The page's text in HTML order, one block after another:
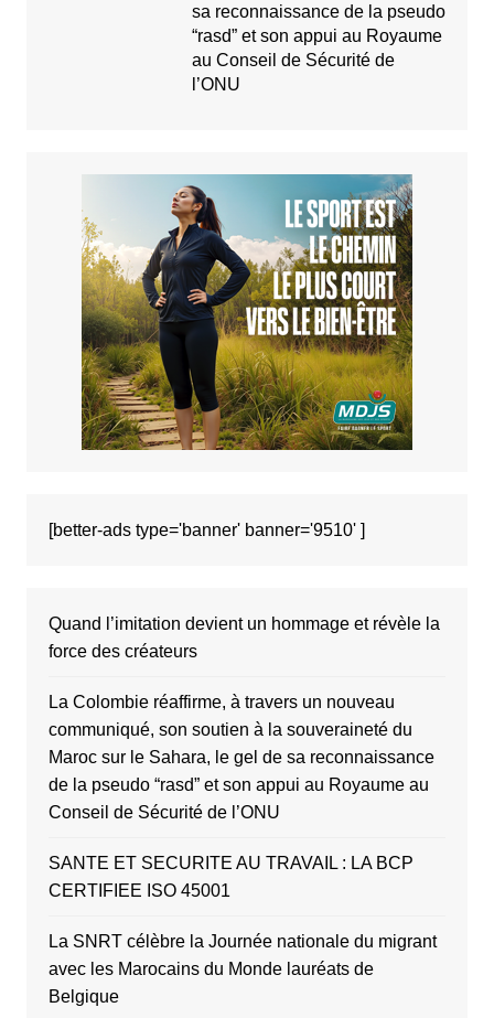
sa reconnaissance de la pseudo
“rasd” et son appui au Royaume
au Conseil de Sécurité de
l’ONU
[better-ads type='banner' banner='9510' ]
Quand l’imitation devient un hommage et révèle la
force des créateurs
La Colombie réaffirme, à travers un nouveau
communiqué, son soutien à la souveraineté du
Maroc sur le Sahara, le gel de sa reconnaissance
de la pseudo “rasd” et son appui au Royaume au
Conseil de Sécurité de l’ONU
SANTE ET SECURITE AU TRAVAIL : LA BCP
CERTIFIEE ISO 45001
La SNRT célèbre la Journée nationale du migrant
avec les Marocains du Monde lauréats de
Belgique